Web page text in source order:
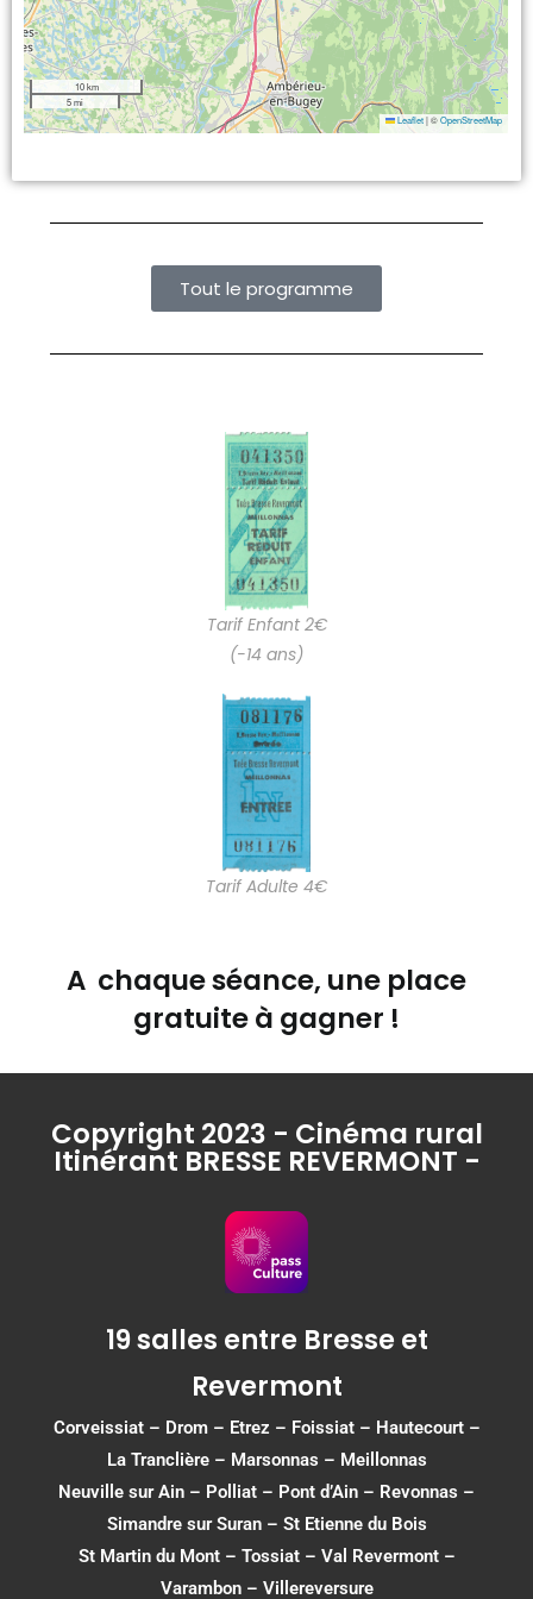
10 km
5 mi
Leaflet |©OpenStreetMap
Tout le programme
Tarif Enfant 2€
(-14 ans)
Tarif Adulte 4€
A chaque séance, une place
gratuite à gagner !
Copyright 2023 - Cinéma rural
Itinérant BRESSE REVERMONT -
19 salles entre Bresse et
Revermont
Corveissiat– Drom– Etrez – Foissiat– Hautecourt–
La Tranclière – Marsonnas – Meillonnas
Neuville sur Ain – Polliat – Pont d’Ain – Revonnas –
Simandre sur Suran– St Etienne du Bois
St Martin du Mont– Tossiat– Val Revermont–
Varambon– Villereversure